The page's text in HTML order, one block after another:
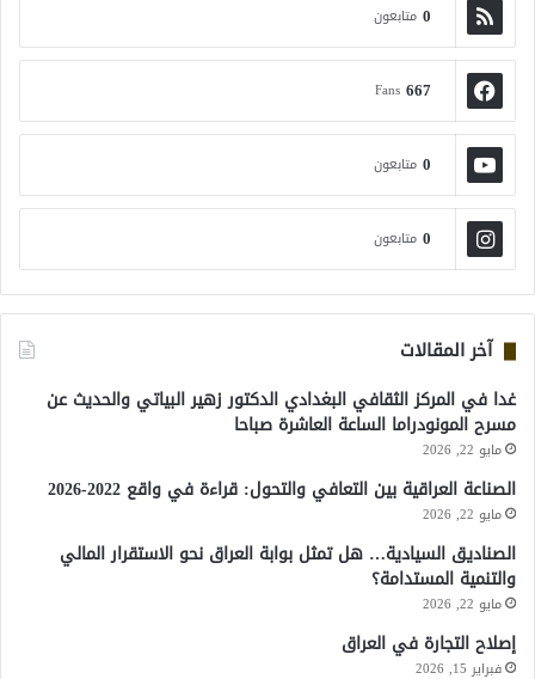
0 متابعون
667
Fans
0 متابعون
0 متابعون
آخر المقالات
غدا في المركز الثقافي البغدادي الدكتور زهير البياتي والحديث عن
مسرح المونودراما الساعة العاشرة صباحا
مايو 22, 2026
الصناعة العراقية بين التعافي والتحول: قراءة في واقع 2022-2026
مايو 22, 2026
الصناديق السيادية… هل تمثل بوابة العراق نحو الاستقرار المالي
والتنمية المستدامة؟
مايو 22, 2026
إصلاح التجارة في العراق
فبراير 15, 2026